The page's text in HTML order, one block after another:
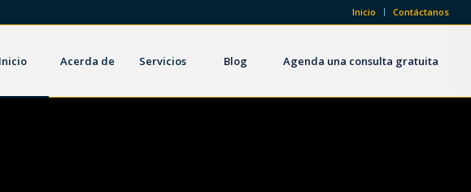
Inicio Contáctanos
Inicio Acerda de Servicios Blog Agenda una consulta gratuita